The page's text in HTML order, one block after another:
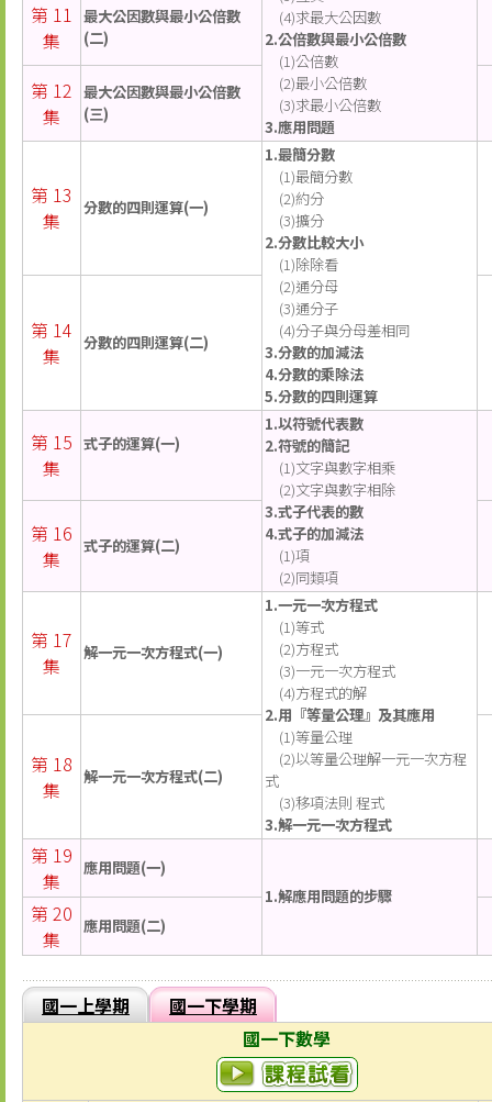
(4)求最大公因數
2.公倍數與最小公倍數
(1)公倍數
(2)最小公倍數
(3)求最小公倍數
3.應用問題
第 11
集
最大公因數與最小公倍數
(二)
第 12
集
最大公因數與最小公倍數
(三)
第 13
集
分數的四則運算(一)
1.最簡分數
(1)最簡分數
(2)約分
(3)擴分
2.分數比較大小
(1)除除看
(2)通分母
(3)通分子
(4)分子與分母差相同
3.分數的加減法
4.分數的乘除法
5.分數的四則運算
第 14
集
分數的四則運算(二)
第 15
集
式子的運算(一)
1.以符號代表數
2.符號的簡記
(1)文字與數字相乘
(2)文字與數字相除
3.式子代表的數
4.式子的加減法
(1)項
(2)同類項
第 16
集
式子的運算(二)
第 17
集
解一元一次方程式(一)
1.一元一次方程式
(1)等式
(2)方程式
(3)一元一次方程式
(4)方程式的解
2.用『等量公理』及其應用
(1)等量公理
(2)以等量公理解一元一次方程
式
(3)移項法則 程式
3.解一元一次方程式
第 18
集
解一元一次方程式(二)
第 19
集
應用問題(一)
1.解應用問題的步驟
第 20
集
應用問題(二)
國一上學期
國一下學期
國一下數學